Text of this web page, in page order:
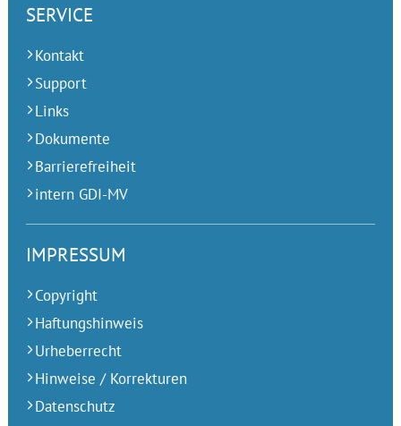
SERVICE
Kontakt
Support
Links
Dokumente
Barrierefreiheit
intern GDI-MV
IMPRESSUM
Copyright
Haftungshinweis
Urheberrecht
Hinweise / Korrekturen
Datenschutz